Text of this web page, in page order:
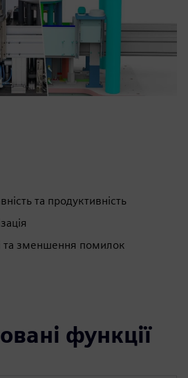
та продуктивність
та зменшення помилок
функції